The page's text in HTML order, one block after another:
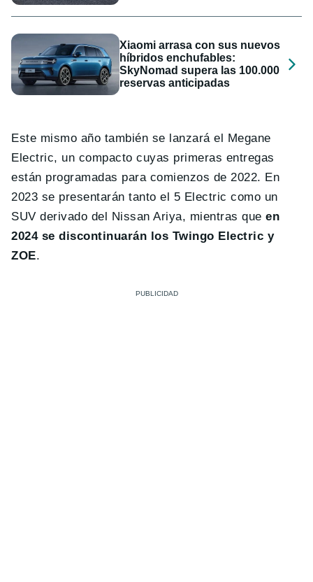
Xiaomi arrasa con sus nuevos
híbridos enchufables:
SkyNomad supera las 100.000
reservas anticipadas
Este mismo año también se lanzará el Megane
Electric, un compacto cuyas primeras entregas
están programadas para comienzos de 2022. En
2023 se presentarán tanto el 5 Electric como un
SUV derivado del Nissan Ariya, mientras queen
2024 se discontinuarán los Twingo Electric y
ZOE.